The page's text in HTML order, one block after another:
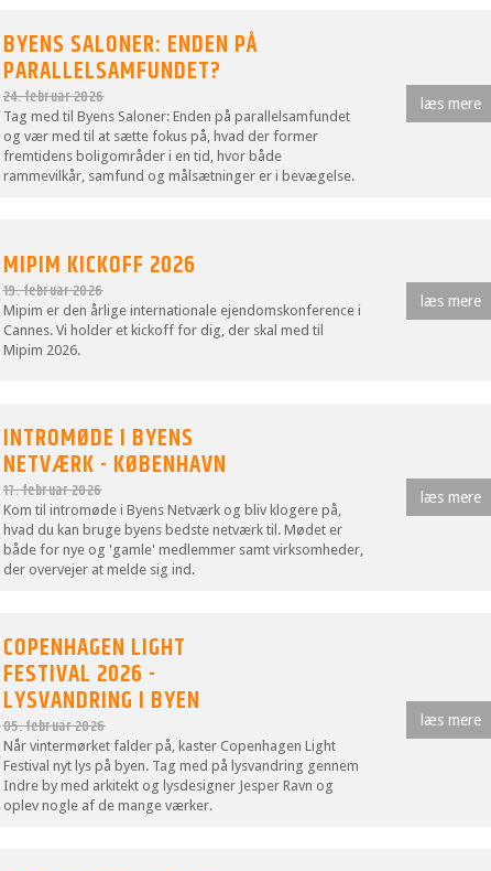
BYENS SALONER: ENDEN PÅ
PARALLELSAMFUNDET?
24. februar 2026
Tag med til Byens Saloner: Enden på parallelsamfundet
og vær med til at sætte fokus på, hvad der former
fremtidens boligområder i en tid, hvor både
rammevilkår, samfund og målsætninger er i bevægelse.
læs mere
MIPIM KICKOFF 2026
19. februar 2026
Mipim er den årlige internationale ejendomskonference i
Cannes. Vi holder et kickoff for dig, der skal med til
Mipim 2026.
læs mere
INTROMØDE I BYENS
NETVÆRK - KØBENHAVN
17. februar 2026
Kom til intromøde i Byens Netværk og bliv klogere på,
hvad du kan bruge byens bedste netværk til. Mødet er
både for nye og 'gamle' medlemmer samt virksomheder,
der overvejer at melde sig ind.
læs mere
COPENHAGEN LIGHT
FESTIVAL 2026 -
LYSVANDRING I BYEN
05. februar 2026
Når vintermørket falder på, kaster Copenhagen Light
Festival nyt lys på byen. Tag med på lysvandring gennem
Indre by med arkitekt og lysdesigner Jesper Ravn og
oplev nogle af de mange værker.
læs mere